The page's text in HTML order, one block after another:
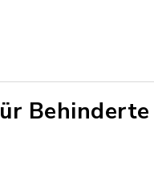
Behinderte